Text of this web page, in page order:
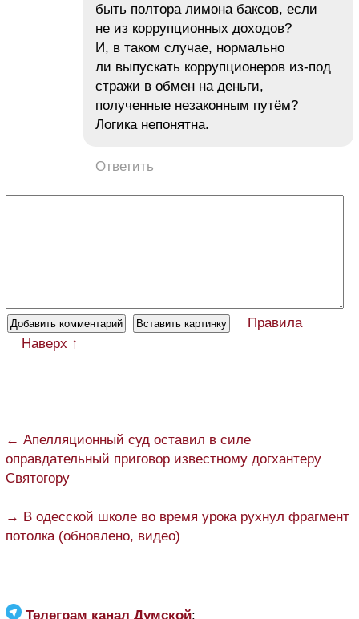
быть полтора лимона баксов, если
не из коррупционных доходов?
И, в таком случае, нормально
ли выпускать коррупционеров из-под
стражи в обмен на деньги,
полученные незаконным путём?
Логика непонятна.
Ответить
Правила
Наверх ↑
← Апелляционный суд оставил в силе
оправдательный приговор известному догхантеру
Святогору
→ В одесской школе во время урока рухнул фрагмент
потолка (обновлено, видео)
Телеграм канал Думской: